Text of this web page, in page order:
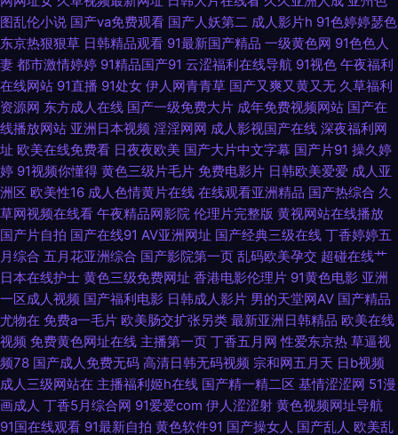
骚屄91 欧美日韩热久久 色综合国产成人 国内经典av 超碰东京人人 www91
牛cw 日韩免看一级a 91超碰在线大神 91人妻性爱超碰 www日本永久 黑马
性交影院 免费一级a黄 日韩免看一级a 先锋影视资源Va 男人的天堂黄色A片
亚洲BBw内射 91蜜臀人妻 92伪娘黑料网 大香蕉精品伊人 黄色看片 欧美a在
色欧美影网站 免费性爱 香蕉AV国产 91九色蝌蚪中文 草莓视频导航 密臀tv91
涩婷婷在线 影音先锋av资源色图 91啦中文字幕 91足交在线 豆花在线入口永
久 青青草av 亚洲日韩肏屄视频 91高清免费视频 97人妻观看 豆花成人网站
在线观看 免费的在线电影午夜 婷婷色社区 中文欧美日韩在线 成人小视频资
源库 男人的资源站 午夜成人区在线 久艹网伊人 www蜜桃tv 91va人妻 91视
图乱伦小说 国产va免费观看 国产人妖第二 成人影片h 91色婷婷瑟色
东京热狠狠草 日韩精品观看 91最新国产精品 一级黄色网 91色色人
妻 都市激情婷婷 91精品国产91 云涩福利在线导航 91视色 午夜福利
在线网站 91直播 91处女 伊人网青青草 国产又爽又黄又无 久草福利
资源网 东方成人在线 国产一级免费大片 成年免费视频网站 国产在
线播放网站 亚洲日本视频 淫淫网网 成人影视国产在线 深夜福利网
址 欧美在线免费看 日夜夜欧美 国产大片中文字幕 国产片91 操久婷
婷 91视频你懂得 黄色三级片毛片 免费电影片 日韩欧美爱爱 成人亚
洲区 欧美性16 成人色情黄片在线 在线观看亚洲精品 国产热综合 久
草网视频在线看 午夜精品网影院 伦理片完整版 黄视网站在线播放
国产片自拍 国产在线91 AV亚洲网址 国产经典三级在线 丁香婷婷五
月综合 五月花亚洲综合 国产影院第一页 乱码欧美孕交 超碰在线艹
日本在线护士 黄色三级免费网址 香港电影伦理片 91黄色电影 亚洲
一区成人视频 国产福利电影 日韩成人影片 男的天堂网AV 国产精品
尤物在 免费a一毛片 欧美肠交扩张另类 最新亚洲日韩精品 欧美在线
视频 免费黄色网址在线 主播第一页 丁香五月网 性爱东京热 草逼视
频78 国产成人免费无码 高清日韩无码视频 宗和网五月天 日b视频
成人三级网站在 主播福利姬h在线 国产精一精二区 基情涩涩网 51漫
画成人 丁香5月综合网 91爱爱com 伊人涩涩射 黄色视频网址导航
91国在线观看 91最新自拍 黄色软件91 国产操女人 国产乱人 欧美乱